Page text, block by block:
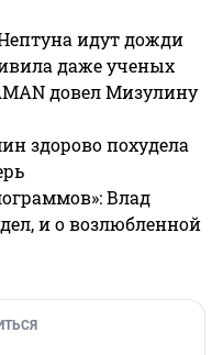
идут дожди
даже ученых
довел Мизулину
здорово похудела
Влад
и о возлюбленной